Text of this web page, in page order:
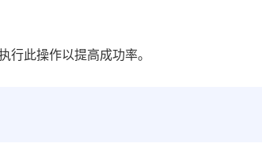
行此操作以提高成功率。